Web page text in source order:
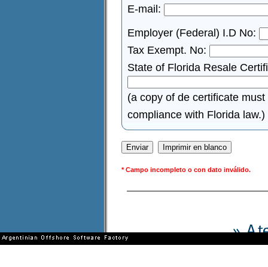
E-mail:
Employer (Federal) I.D No:
Tax Exempt. No:
State of Florida Resale
(a copy of de certificate
compliance with Florida law.)
* Campo incompleto o con dato inválido.